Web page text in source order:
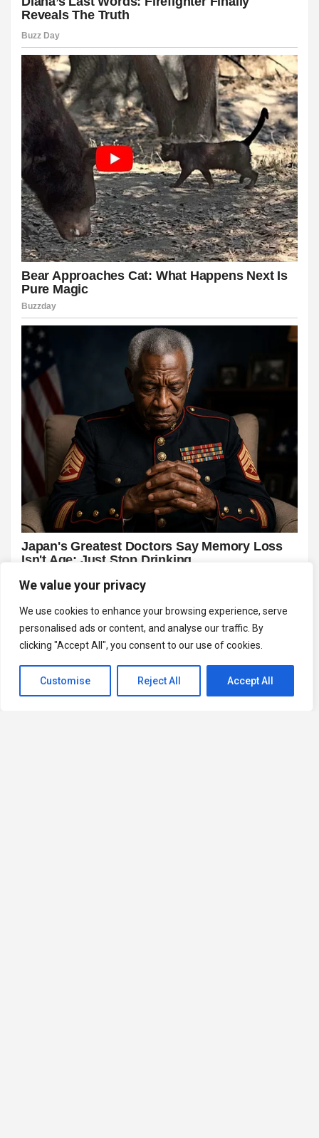
We value your privacy
We use cookies to enhance your browsing experience, serve
personalised ads or content, and analyse our traffic. By
clicking "Accept All", you consent to our use of cookies.
Customise Reject All Accept All